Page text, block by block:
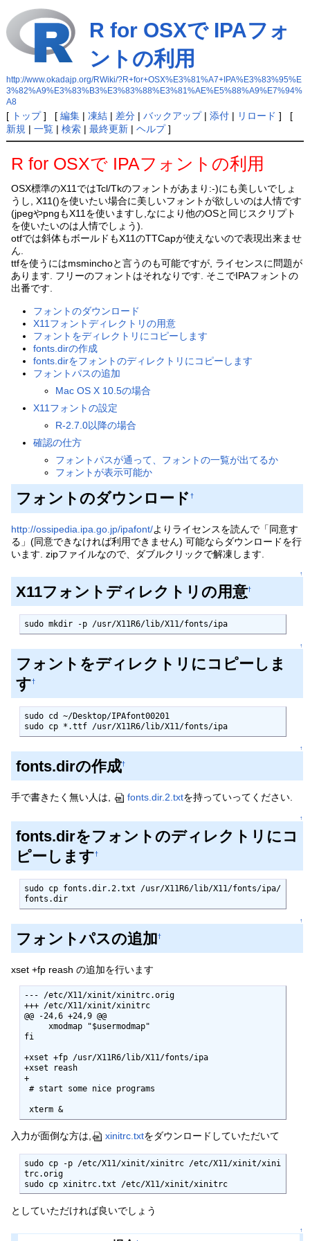
R for OSXで IPAフォ
ントの利用
http://www.okadajp.org/RWiki/?R+for+OSX%E3%81%A7+IPA%E3%83%95%E
3%82%A9%E3%83%B3%E3%83%88%E3%81%AE%E5%88%A9%E7%94%
A8
[ トップ] [ 編集| 凍結| 差分| バックアップ| 添付| リロード ] [
新規 | 一覧| 検索| 最終更新| ヘルプ]
R for OSXで IPAフォントの利用
OSX標準のX11ではTcl/Tkのフォントがあまり:-)にも美しいでしょ
うし, X11()を使いたい場合に美しいフォントが欲しいのは人情です
(jpegやpngもX11を使いますし,なにより他のOSと同じスクリプト
を使いたいのは人情でしょう).
otfでは斜体もボールドもX11のTTCapが使えないので表現出来ませ
ん.
ttfを使うにはmsminchoと言うのも可能ですが, ライセンスに問題が
あります. フリーのフォントはそれなりです. そこでIPAフォントの
出番です.
フォントのダウンロード
X11フォントディレクトリの用意
フォントをディレクトリにコピーします
fonts.dirの作成
fonts.dirをフォントのディレクトリにコピーします
フォントパスの追加
Mac OS X 10.5の場合
X11フォントの設定
R-2.7.0以降の場合
確認の仕方
フォントパスが通って、フォントの一覧が出てるか
フォントが表示可能か
フォントのダウンロード †
http://ossipedia.ipa.go.jp/ipafont/よりライセンスを読んで「同意す
る」(同意できなければ利用できません) 可能ならダウンロードを行
います. zipファイルなので、ダブルクリックで解凍します.
↑
X11フォントディレクトリの用意†
sudo mkdir -p /usr/X11R6/lib/X11/fonts/ipa
↑
フォントをディレクトリにコピーしま
す†
sudo cd ~/Desktop/IPAfont00201
sudo cp *.ttf /usr/X11R6/lib/X11/fonts/ipa
↑
fonts.dirの作成†
手で書きたく無い人は, fonts.dir.2.txtを持っていってください.
↑
fonts.dirをフォントのディレクトリにコ
ピーします†
sudo cp fonts.dir.2.txt /usr/X11R6/lib/X11/fonts/ipa/
fonts.dir
↑
フォントパスの追加†
xset +fp reash の追加を行います
--- /etc/X11/xinit/xinitrc.orig
+++ /etc/X11/xinit/xinitrc
@@ -24,6 +24,9 @@
fi
+xset +fp /usr/X11R6/lib/X11/fonts/ipa
+xset reash
+
xterm &
入力が面倒な方は, xinitrc.txtをダウンロードしていただいて
sudo cp -p /etc/X11/xinit/xinitrc /etc/X11/xinit/xini
trc.orig
sudo cp xinitrc.txt /etc/X11/xinit/xinitrc
としていただければ良いでしょう
↑